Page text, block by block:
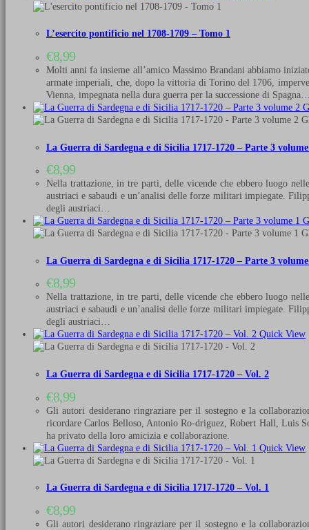
L’esercito pontificio nel 1708-1709 – Tomo 1
€8,99
Molti anni fa insieme all’amico Massimo Brandani abbiamo
armate imperiali, che, dopo la vittoria di Torino del 1706,
Vienna, impegnata nella dura guerra per la successione di
La Guerra di Sardegna e di Sicilia 1717-1720 – Parte 3
€8,99
Nella trattazione, in tre parti, delle vicende che ebbero luogo
austriaci e sabaudi e un’analisi delle forze militari impiegate.
degli austriaci…
La Guerra di Sardegna e di Sicilia 1717-1720 – Parte 3
€8,99
Nella trattazione, in tre parti, delle vicende che ebbero luogo
austriaci e sabaudi e un’analisi delle forze militari impiegate.
degli austriaci…
Quick View
La Guerra di Sardegna e di Sicilia 1717-1720 – Vol. 2
€8,99
Gli autori desiderano ringraziare per il sostegno e la
ricordare Carlos Belloso, Antonio Ro-driguez, Robert Hall, Luis
ha privato della loro amicizia e collaborazione.
Quick View
La Guerra di Sardegna e di Sicilia 1717-1720 – Vol. 1
€8,99
Gli autori desiderano ringraziare per il sostegno e la